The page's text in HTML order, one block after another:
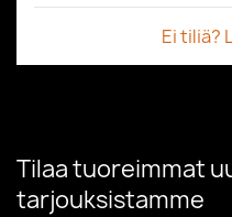
Ei tiliä?
Tilaa tuoreimmat
tarjouksistamme